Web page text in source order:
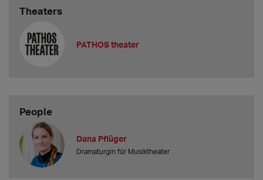
Theaters
PATHOS theater
People
Dana Pflüger
Dramaturgin für Musiktheater